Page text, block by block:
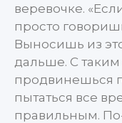
веревочке.
просто
Выносишь из
дальше. С
продвинешься
пытаться все
правильным.